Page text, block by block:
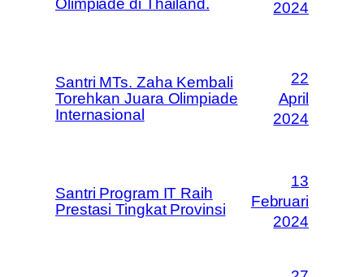
Olimpiade di Thailand. 2024
Santri MTs. Zaha Kembali
Torehkan Juara Olimpiade
Internasional
22
April
2024
Santri Program IT Raih
Prestasi Tingkat Provinsi
13
Februari
2024